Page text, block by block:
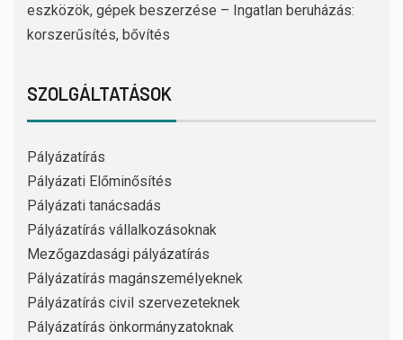
eszközök, gépek beszerzése – Ingatlan beruházás:
korszerűsítés, bővítés
SZOLGÁLTATÁSOK
Pályázatírás
Pályázati Előminősítés
Pályázati tanácsadás
Pályázatírás vállalkozásoknak
Mezőgazdasági pályázatírás
Pályázatírás magánszemélyeknek
Pályázatírás civil szervezeteknek
Pályázatírás önkormányzatoknak